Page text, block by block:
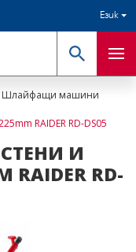
Език
Търсене
Шлайфащи машини
RAIDER RD-DS05
И
RD-